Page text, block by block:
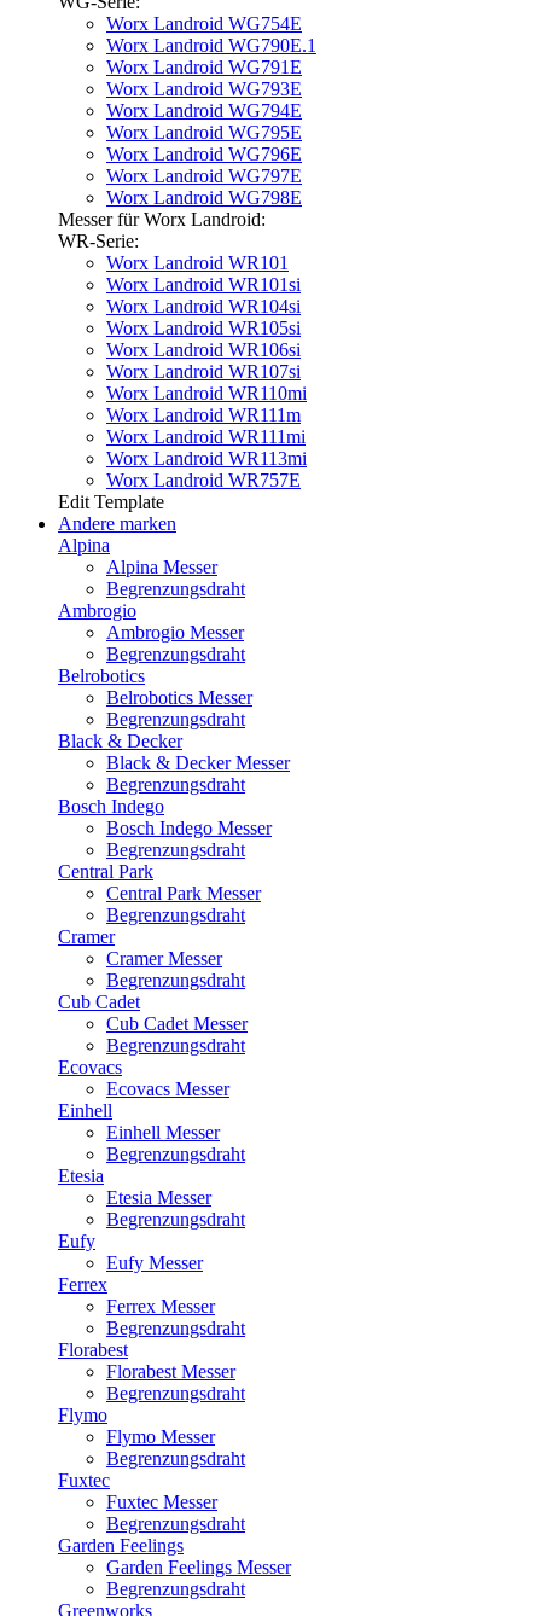
Worx Landroid WG754E
Worx Landroid WG790E.1
Worx Landroid WG791E
Worx Landroid WG793E
Worx Landroid WG794E
Worx Landroid WG795E
Worx Landroid WG796E
Worx Landroid WG797E
Worx Landroid WG798E
Messer für Worx Landroid:
WR-Serie:
Worx Landroid WR101
Worx Landroid WR101si
Worx Landroid WR104si
Worx Landroid WR105si
Worx Landroid WR106si
Worx Landroid WR107si
Worx Landroid WR110mi
Worx Landroid WR111m
Worx Landroid WR111mi
Worx Landroid WR113mi
Worx Landroid WR757E
Edit Template
Andere marken
Alpina
Alpina Messer
Begrenzungsdraht
Ambrogio
Ambrogio Messer
Begrenzungsdraht
Belrobotics
Belrobotics Messer
Begrenzungsdraht
Black & Decker
Black & Decker Messer
Begrenzungsdraht
Bosch Indego
Bosch Indego Messer
Begrenzungsdraht
Central Park
Central Park Messer
Begrenzungsdraht
Cramer
Cramer Messer
Begrenzungsdraht
Cub Cadet
Cub Cadet Messer
Begrenzungsdraht
Ecovacs
Ecovacs Messer
Einhell
Einhell Messer
Begrenzungsdraht
Etesia
Etesia Messer
Begrenzungsdraht
Eufy
Eufy Messer
Ferrex
Ferrex Messer
Begrenzungsdraht
Florabest
Florabest Messer
Begrenzungsdraht
Flymo
Flymo Messer
Begrenzungsdraht
Fuxtec
Fuxtec Messer
Begrenzungsdraht
Garden Feelings
Garden Feelings Messer
Begrenzungsdraht
Greenworks